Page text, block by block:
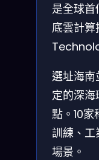
是全球
底雲計
選址海南
定的深
點。10
訓練、工
場景。